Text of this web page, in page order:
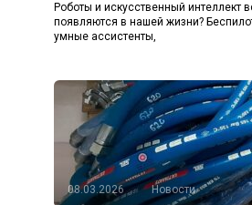
Роботы и искусственный интеллект
появляются в нашей жизни?
умные ассистенты,
08.03.2026 Новости